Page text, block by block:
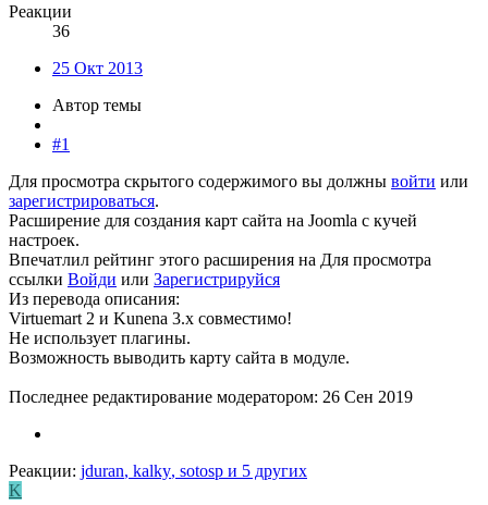
Реакции
36
25 Окт 2013
Автор темы
#1
Для просмотра скрытого содержимого вы должны войти или
зарегистрироваться.
Расширение для создания карт сайта на Joomla с кучей
настроек.
Впечатлил рейтинг этого расширения на Для просмотра
ссылки Войди или Зарегистрируйся
Из перевода описания:
Virtuemart 2 и Kunena 3.x совместимо!
Не использует плагины.
Возможность выводить карту сайта в модуле.
Последнее редактирование модератором: 26 Сен 2019
Реакции: jduran, kalky, sotosp и 5 других
K